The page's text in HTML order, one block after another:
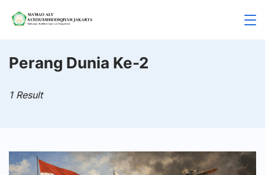
Skip
Aly
Perang Dunia Ke-2
1 Result